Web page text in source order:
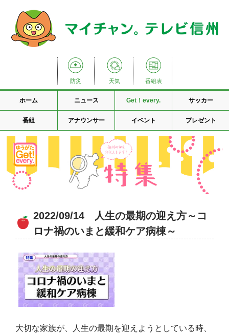
防災 天気 番組表
ホーム ニュース Get！every. サッカー
番組 アナウンサー イベント プレゼント
2022/09/14 人生の最期の迎え方～コ
ロナ禍のいまと緩和ケア病棟～
大切な家族が、人生の最期を迎えようとしている時、